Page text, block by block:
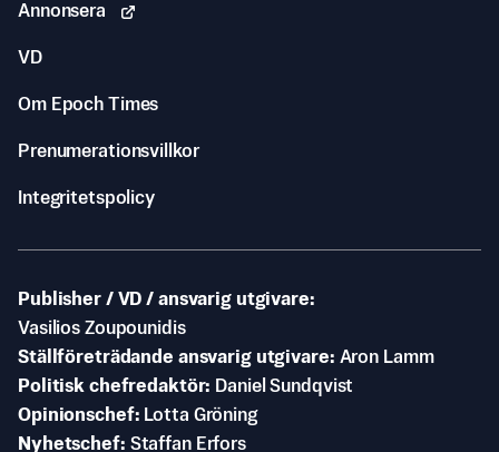
Annonsera
VD
Om Epoch Times
Prenumerationsvillkor
Integritetspolicy
Publisher / VD / ansvarig utgivare
Vasilios Zoupounidis
Ställföreträdande ansvarig utgivare Aron Lamm
Politisk chefredaktör
Daniel Sundqvist
Opinionschef
Lotta Gröning
Nyhetschef Staffan Erfors